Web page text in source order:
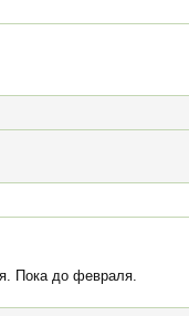
Пока до февраля.